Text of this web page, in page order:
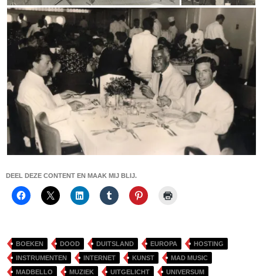
DEEL DEZE CONTENT EN MAAK MIJ BLIJ.
BOEKEN DOOD DUITSLAND EUROPA
HOSTING
INSTRUMENTEN
INTERNET KUNST
MAD MUSIC
MADBELLO
MUZIEK UITGELICHT
UNIVERSUM